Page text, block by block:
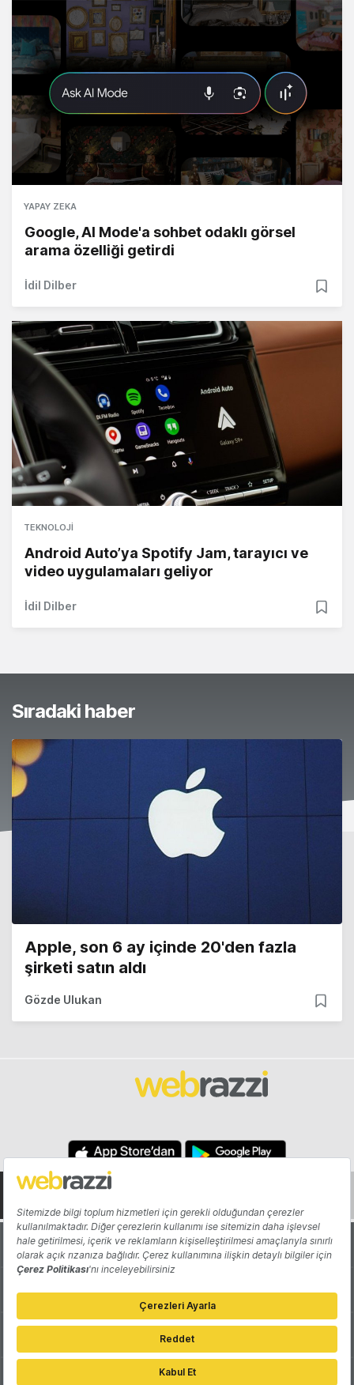
YAPAY ZEKA
Google, AI Mode'a sohbet odaklı görsel
arama özelliği getirdi
İdil Dilber
TEKNOLOJI
Android Auto’ya Spotify Jam, tarayıcı ve
video uygulamaları geliyor
İdil Dilber
Sıradaki haber
Apple, son 6 ay içinde 20'den fazla
şirketi satın aldı
Gözde Ulukan
Hakkında Yazarlar
Katkıda Bulun Reklam